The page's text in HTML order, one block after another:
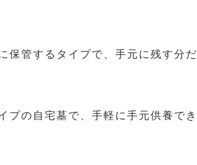
保管するタイプで、手元に残す分だ
プの自宅墓で、手軽に手元供養でき